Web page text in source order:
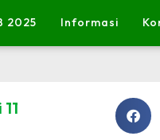
2025 Informasi